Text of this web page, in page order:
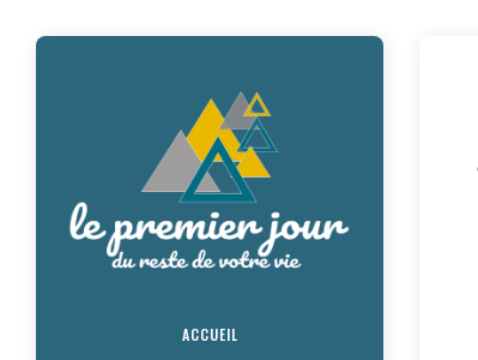
ACCUEIL